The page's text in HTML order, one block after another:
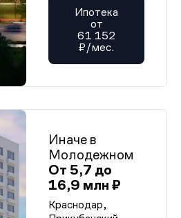
Ипотека
от
61 152
₽/мес.
Иначе в
Молодежном
От 5,7 до
16,9 млн ₽
Краснодар,